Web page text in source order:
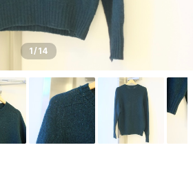
1/14